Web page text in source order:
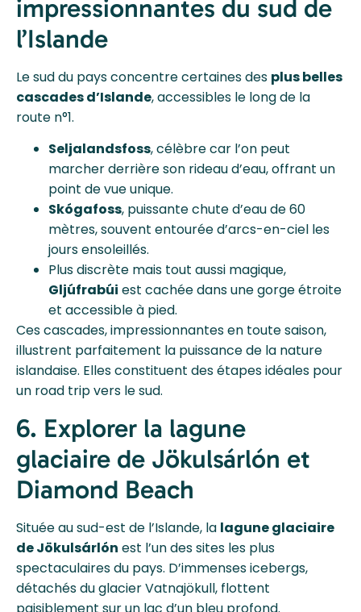
impressionnantes du sud de
l’Islande
Le sud du pays concentre certaines des plus belles
cascades d’Islande, accessibles le long de la
route n°1.
Seljalandsfoss, célèbre car l’on peut
marcher derrière son rideau d’eau, offrant un
point de vue unique.
Skógafoss, puissante chute d’eau de 60
mètres, souvent entourée d’arcs-en-ciel les
jours ensoleillés.
Plus discrète mais tout aussi magique,
Gljúfrabúi est cachée dans une gorge étroite
et accessible à pied.
Ces cascades, impressionnantes en toute saison,
illustrent parfaitement la puissance de la nature
islandaise. Elles constituent des étapes idéales pour
un road trip vers le sud.
6. Explorer la lagune
glaciaire de Jökulsárlón et
Diamond Beach
Située au sud-est de l’Islande, la lagune glaciaire
de Jökulsárlón est l’un des sites les plus
spectaculaires du pays. D’immenses icebergs,
détachés du glacier Vatnajökull, flottent
paisiblement sur un lac d’un bleu profond.